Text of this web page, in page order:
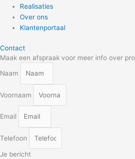
Realisaties
Over ons
Klantenportaal
Contact
Maak een afspraak voor meer info over
Naam
Voornaam
Email
Telefoon
Je bericht